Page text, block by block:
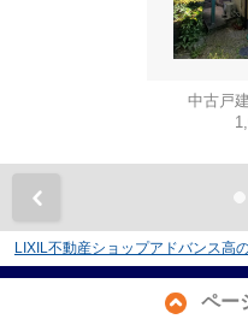
中古戸
LIXIL不動産ショップアドバンス高
ペー